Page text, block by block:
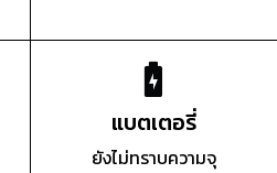
แบตเตอรี่
ยังไม่ทราบความจุ